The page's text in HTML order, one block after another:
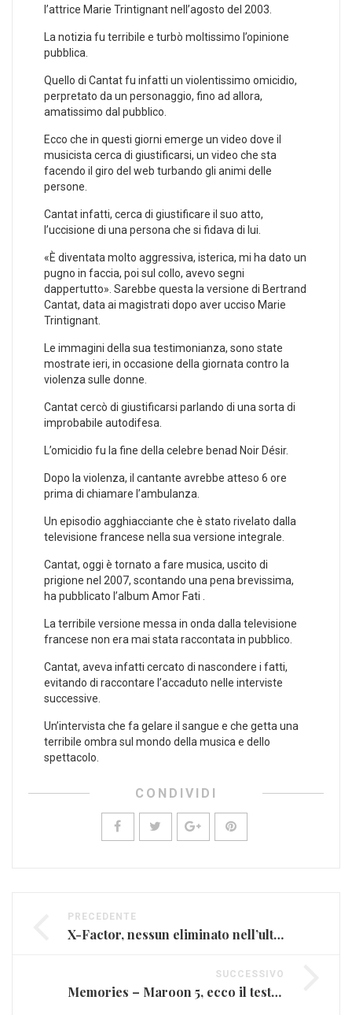
l’attrice Marie Trintignant nell’agosto del 2003.
La notizia fu terribile e turbò moltissimo l’opinione
pubblica.
Quello di Cantat fu infatti un violentissimo omicidio,
perpretato da un personaggio, fino ad allora,
amatissimo dal pubblico.
Ecco che in questi giorni emerge un video dove il
musicista cerca di giustificarsi, un video che sta
facendo il giro del web turbando gli animi delle
persone.
Cantat infatti, cerca di giustificare il suo atto,
l’uccisione di una persona che si fidava di lui.
«È diventata molto aggressiva, isterica, mi ha dato un
pugno in faccia, poi sul collo, avevo segni
dappertutto». Sarebbe questa la versione di Bertrand
Cantat, data ai magistrati dopo aver ucciso Marie
Trintignant.
Le immagini della sua testimonianza, sono state
mostrate ieri, in occasione della giornata contro la
violenza sulle donne.
Cantat cercò di giustificarsi parlando di una sorta di
improbabile autodifesa.
L’omicidio fu la fine della celebre benad Noir Désir.
Dopo la violenza, il cantante avrebbe atteso 6 ore
prima di chiamare l’ambulanza.
Un episodio agghiacciante che è stato rivelato dalla
televisione francese nella sua versione integrale.
Cantat, oggi è tornato a fare musica, uscito di
prigione nel 2007, scontando una pena brevissima,
ha pubblicato l’album Amor Fati .
La terribile versione messa in onda dalla televisione
francese non era mai stata raccontata in pubblico.
Cantat, aveva infatti cercato di nascondere i fatti,
evitando di raccontare l’accaduto nelle interviste
successive.
Un’intervista che fa gelare il sangue e che getta una
terribile ombra sul mondo della musica e dello
spettacolo.
CONDIVIDI
PRECEDENTE
X-Factor, nessun eliminato nell’ultima live
SUCCESSIVO
Memories – Maroon 5, ecco il testo della hit europea